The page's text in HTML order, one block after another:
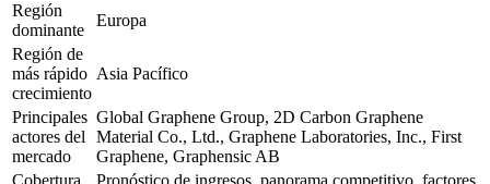
Región
dominante
Europa
Región de
más rápido
crecimiento
Asia Pacífico
Principales
actores del
mercado
Global Graphene Group, 2D Carbon Graphene
Material Co., Ltd., Graphene Laboratories, Inc., First
Graphene, Graphensic AB
Cobertura
Pronóstico de ingresos, panorama competitivo, factores